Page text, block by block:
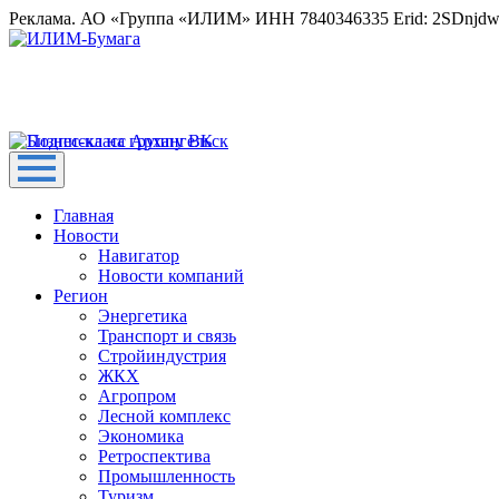
Реклама. АО «Группа «ИЛИМ» ИНН 7840346335 Erid:
Главная
Новости
Навигатор
Новости компаний
Регион
Энергетика
Транспорт и связь
Стройиндустрия
ЖКХ
Агропром
Лесной комплекс
Экономика
Ретроспектива
Промышленность